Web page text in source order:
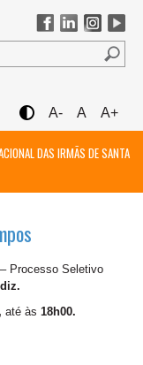
A- A A+
DAS IRMÃS DE SANTA
– Processo Seletivo
até às 18h00.